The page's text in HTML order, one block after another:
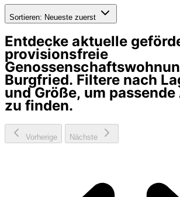
Sortieren: Neueste zuerst
Entdecke aktuelle
provisionsfreie
Burgfried. Filtere nach
und Größe, um
zu finden.
Vorherige Nächste